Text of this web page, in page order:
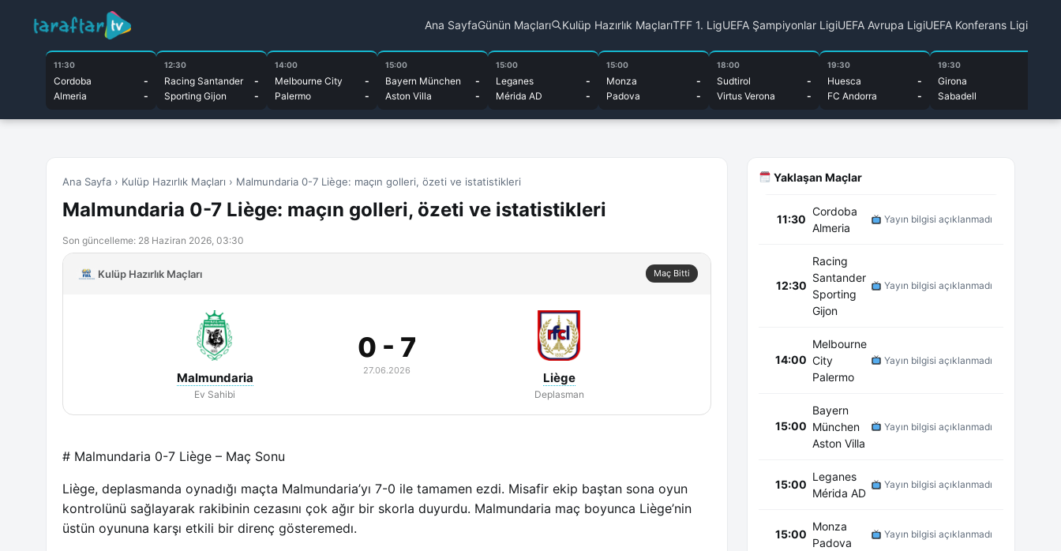
Ana SayfaGünün Maçları Kulüp Hazırlık MaçlarıTFF 1. LigUEFA Şampiyonlar LigiUEFA Avrupa LigiUEFA Konferans Ligi
11:30
Cordoba
-
Almeria
-
12:30
Racing Santander
-
Sporting Gijon
-
14:00
Melbourne City
-
Palermo
-
15:00
Bayern München
-
Aston Villa
-
15:00
Leganes
-
Mérida AD
-
15:00
Monza
-
Padova
-
18:00
Sudtirol
-
Virtus Verona
-
19:30
Huesca
-
FC Andorra
-
19:30
Girona
Sabadell
Ana Sayfa › Kulüp Hazırlık Maçları › Malmundaria 0-7 Liège: maçın golleri, özeti ve istatistikleri
Malmundaria 0-7 Liège: maçın golleri, özeti ve istatistikleri
Son güncelleme: 28 Haziran 2026, 03:30
Kulüp Hazırlık Maçları Maç Bitti
Malmundaria
Ev Sahibi
0 - 7
27.06.2026 Liège
Deplasman
# Malmundaria 0-7 Liège – Maç Sonu
Liège, deplasmanda oynadığı maçta Malmundaria’yı 7-0 ile tamamen ezdi. Misafir ekip baştan sona oyun
kontrolünü sağlayarak rakibinin cezasını çok ağır bir skorla duyurdu. Malmundaria maç boyunca Liège’nin
üstün oyununa karşı etkili bir direnç gösteremedı.
Yaklaşan Maçlar
11:30
Cordoba
Almeria
Yayın bilgisi açıklanmadı
12:30
Racing
Santander
Sporting
Gijon
Yayın bilgisi açıklanmadı
14:00
Melbourne
City
Palermo
Yayın bilgisi açıklanmadı
15:00
Bayern
München
Aston Villa
Yayın bilgisi açıklanmadı
15:00
Leganes
Mérida AD
Yayın bilgisi açıklanmadı
15:00
Monza
Padova
Yayın bilgisi açıklanmadı